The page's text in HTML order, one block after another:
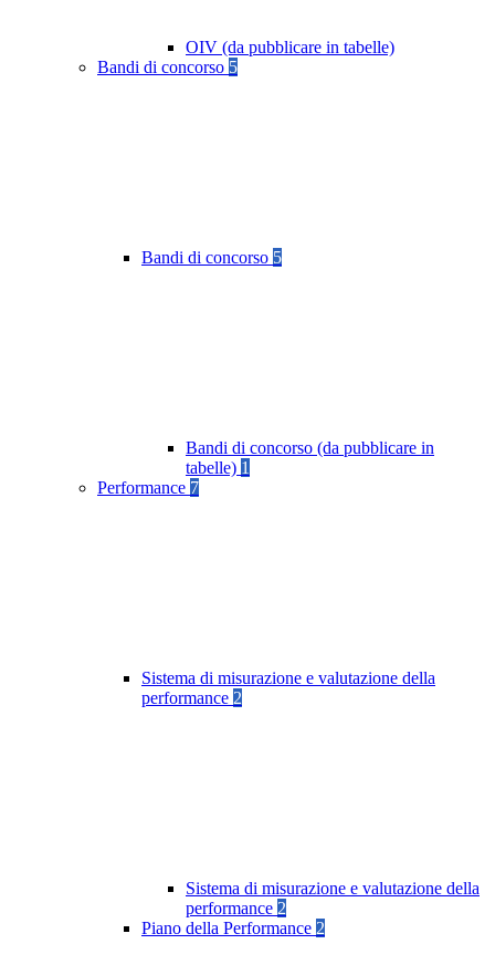
OIV (da pubblicare in tabelle)
Bandi di concorso 5
Bandi di concorso 5
Bandi di concorso (da pubblicare in
tabelle) 1
Performance 7
Sistema di misurazione e valutazione della
performance 2
Sistema di misurazione e valutazione della
performance 2
Piano della Performance 2